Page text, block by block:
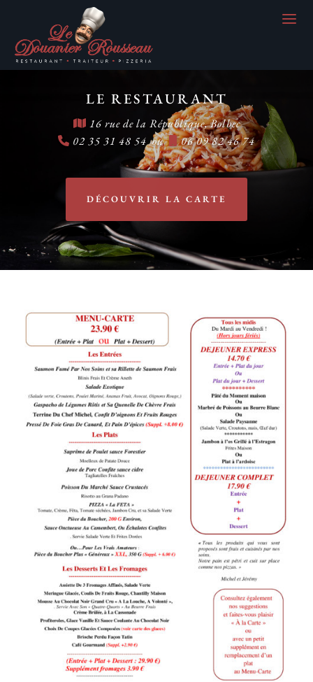
LE RESTAURANT
16 rue de la République, Bolbec
02 35 31 48 54 ou
06 09 82 46 74
DÉCOUVRIR LA CARTE